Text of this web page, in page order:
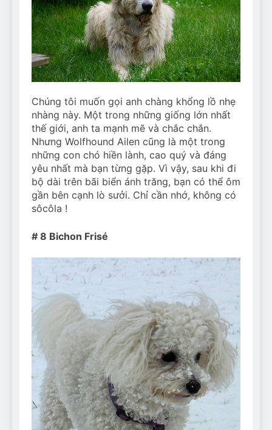
Chúng tôi muốn gọi anh chàng khổng lồ nhẹ
nhàng này. Một trong những giống lớn nhất
thế giới, anh ta mạnh mẽ và chắc chắn.
Nhưng Wolfhound Ailen cũng là một trong
những con chó hiền lành, cao quý và đáng
yêu nhất mà bạn từng gặp. Vì vậy, sau khi đi
bộ dài trên bãi biển ánh trăng, bạn có thể ôm
gần bên cạnh lò sưởi. Chỉ cần nhớ, không có
sôcôla !
# 8 Bichon Frisé